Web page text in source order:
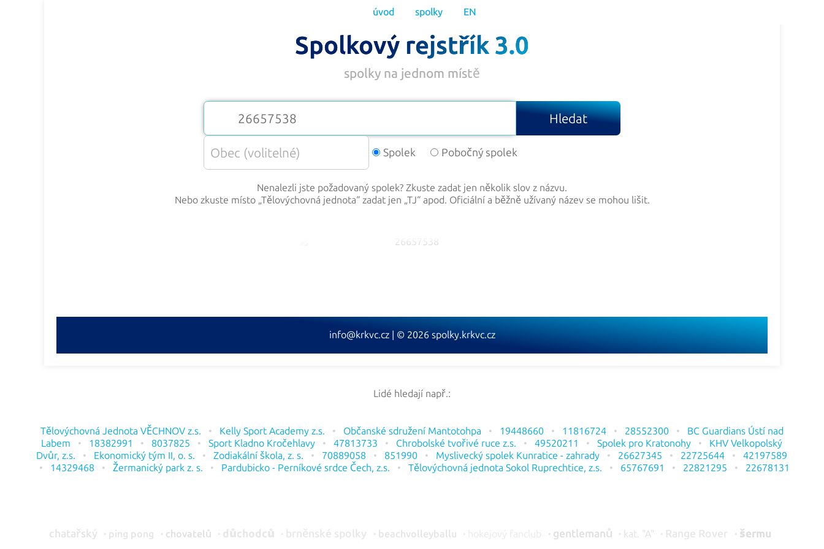
úvod spolky EN
Spolkový rejstřík 3.0
spolky na jednom místě
Hledat
Spolek Pobočný spolek
Nenalezli jste požadovaný spolek? Zkuste zadat jen několik slov z názvu.
Nebo zkuste místo „Tělovýchovná jednota“ zadat jen „TJ“ apod. Oficiální a běžně užívaný název se mohou lišit.
info@krkvc.cz | © 2026 spolky.krkvc.cz
Lidé hledají např.:
Tělovýchovná Jednota VĚCHNOV z.s. Kelly Sport Academy z.s. Občanské sdružení Mantotohpa 19448660 11816724 28552300
BC Guardians Ústí nad
Labem
18382991 8037825 Sport Kladno Kročehlavy 47813733 Chrobolské tvořivé ruce z.s. 49520211 Spolek pro Kratonohy
KHV Velkopolský
Dvůr, z.s.
Ekonomický tým II, o. s. Zodiakální škola, z. s. 70889058 851990 Myslivecký spolek Kunratice - zahrady 26627345 22725644
42197589
14329468
Žermanický park z. s. Pardubicko - Perníkové srdce Čech, z.s. Tělovýchovná jednota Sokol Ruprechtice, z.s. 65767691 22821295 22678131
chatařský ping pong chovatelů důchodců brněnské spolky beachvolleyballu hokejový fanclub gentlemanů kat. "A" Range Rover šermu